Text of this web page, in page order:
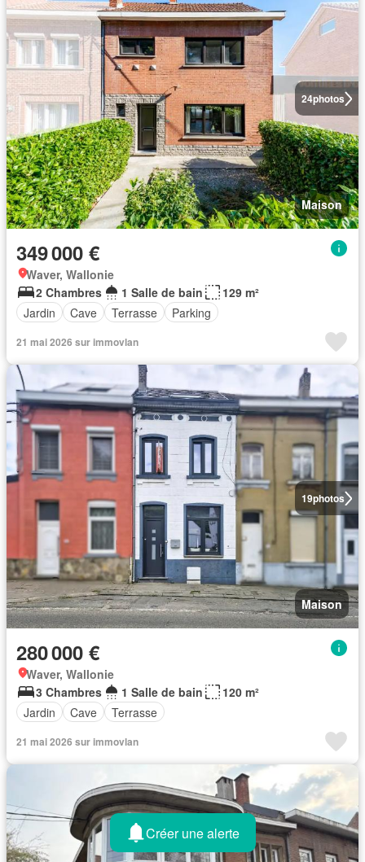
24photos
Maison
349 000 €
Waver, Wallonie
2 Chambres
1 Salle de bain
129 m²
Jardin
Cave Terrasse Parking
21 mai 2026 sur immovlan
19photos
Maison
280 000 €
Waver, Wallonie
3 Chambres
1 Salle de bain
120 m²
Jardin
Cave Terrasse
21 mai 2026 sur immovlan
Créer une alerte